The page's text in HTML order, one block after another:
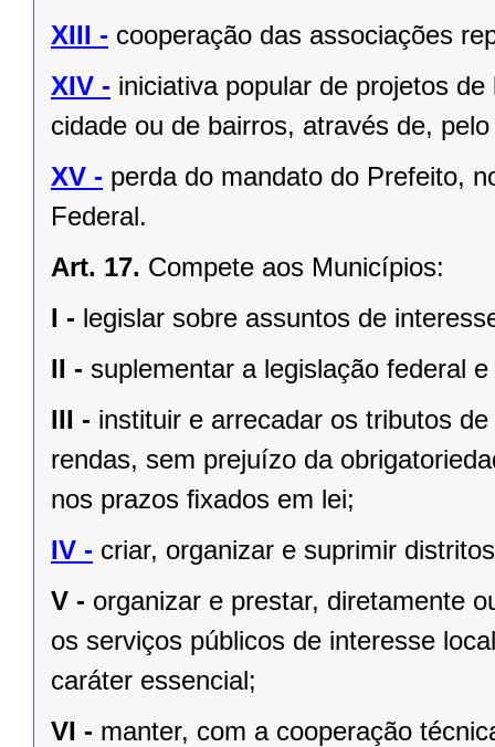
XIII - cooperação das associações
XIV - iniciativa popular de projetos
cidade ou de bairros, através de,
XV - perda do mandato do Prefeito,
Federal.
Art. 17. Compete aos Municípios:
I - legislar sobre assuntos de
II - suplementar a legislação federal
III - instituir e arrecadar os tributos
rendas, sem prejuízo da
nos prazos ﬁxados em lei;
IV - criar, organizar e suprimir
V - organizar e prestar, diretamente
os serviços públicos de interesse
caráter essencial;
VI - manter, com a cooperação